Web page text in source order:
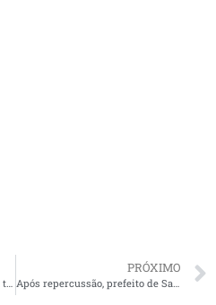
PRÓXIMO
Após repercussão, prefeito de Santa Inês desiste de reajustar o próprio salário para R$ 27 mil